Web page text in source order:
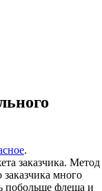
.
заказчика. Метод
заказчика много
побольше флеша и